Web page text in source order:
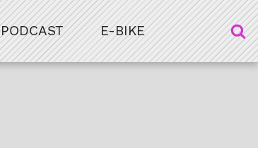
PODCAST E-BIKE